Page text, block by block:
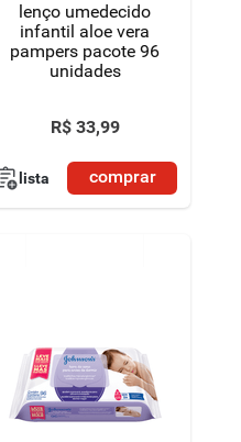
lenço umedecido
infantil aloe vera
pampers pacote 96
unidades
R$ 33,99
lista comprar